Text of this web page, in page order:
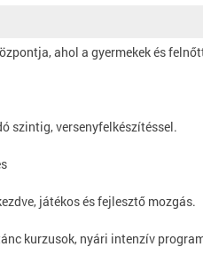
ahol a gyermekek és
szintig, versenyfelkészítéssel.
játékos és fejlesztő mozgás.
kurzusok, nyári intenzív